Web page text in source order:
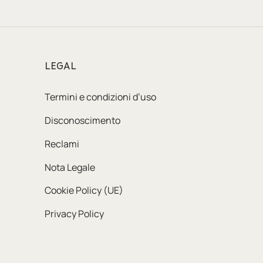
LEGAL
Termini e condizioni d’uso
Disconoscimento
Reclami
Nota Legale
Cookie Policy (UE)
Privacy Policy